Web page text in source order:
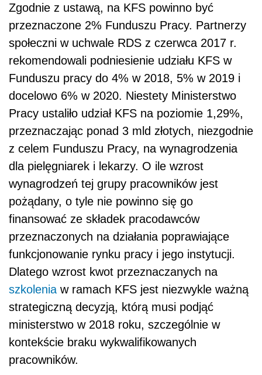
Zgodnie z ustawą, na KFS powinno być
przeznaczone 2% Funduszu Pracy. Partnerzy
społeczni w uchwale RDS z czerwca 2017 r.
rekomendowali podniesienie udziału KFS w
Funduszu pracy do 4% w 2018, 5% w 2019 i
docelowo 6% w 2020. Niestety Ministerstwo
Pracy ustaliło udział KFS na poziomie 1,29%,
przeznaczając ponad 3 mld złotych, niezgodnie
z celem Funduszu Pracy, na wynagrodzenia
dla pielęgniarek i lekarzy. O ile wzrost
wynagrodzeń tej grupy pracowników jest
pożądany, o tyle nie powinno się go
finansować ze składek pracodawców
przeznaczonych na działania poprawiające
funkcjonowanie rynku pracy i jego instytucji.
Dlatego wzrost kwot przeznaczanych na
szkolenia w ramach KFS jest niezwykle ważną
strategiczną decyzją, którą musi podjąć
ministerstwo w 2018 roku, szczególnie w
kontekście braku wykwalifikowanych
pracowników.